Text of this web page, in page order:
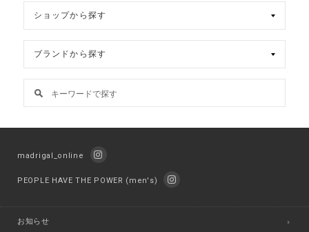
madrigal_online
PEOPLE HAVE THE POWER (men's)
お知らせ